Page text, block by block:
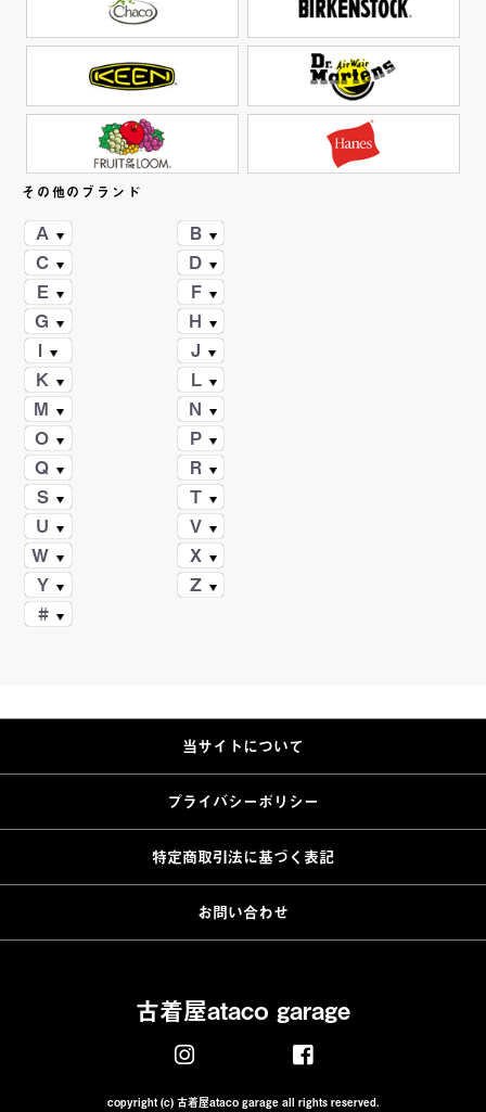
その他のブランド
A
B
C
D
E
F
G
H
J
K
M
N
O
P
Q
R
S
T
U
V
W
X
Y
Z
#
当サイトについて
プライバシーポリシー
特定商取引法に基づく表記
お問い合わせ
古着屋ataco garage
copyright (c) 古着屋ataco garage all rights reserved.